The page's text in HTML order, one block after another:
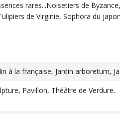
rares...Noisetiers de
de Virginie, Sophora du
à la française, Jardin arboretum,
Pavillon, Théâtre de Verdure.